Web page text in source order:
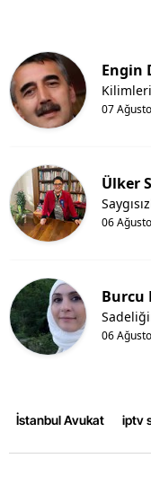
Engin
07
Ülker
06
Burcu
06
İstanbul Avukat iptv